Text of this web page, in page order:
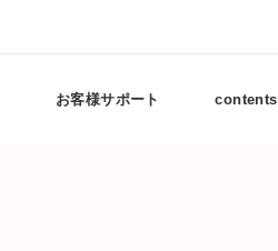
お客様サポート contents